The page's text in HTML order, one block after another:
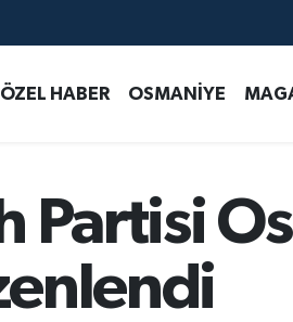
ÖZEL HABER OSMANİYE
Partisi